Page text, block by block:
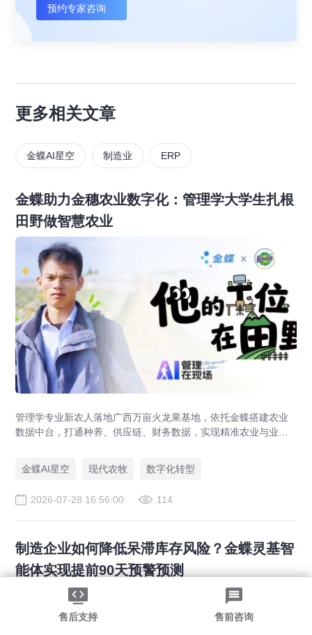
售后支持 售前咨询
预约专家咨询
更多相关文章
金蝶AI星空 制造业 ERP
金蝶助力金穗农业数字化：管理学大学生扎根
田野做智慧农业
管理学专业新农人落地广西万亩火龙果基地，依托金蝶搭建农业
数据中台，打通种养、供应链、财务数据，实现精准农业与业财
金蝶AI星空
现代农牧 数字化转型
2026-07-28 16:56:00 114
制造企业如何降低呆滞库存风险？金蝶灵基智
能体实现提前90天预警预测